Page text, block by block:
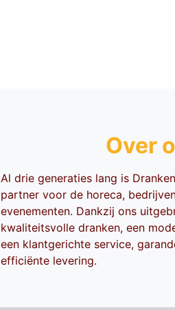
Over
Al drie generaties lang is
partner voor de horeca,
evenementen. Dankzij ons
kwaliteitsvolle dranken, een
een klantgerichte service,
efficiënte levering.